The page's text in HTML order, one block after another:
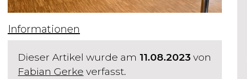
Informationen
Dieser Artikel wurde am 11.08.2023 von
Fabian Gerke verfasst.